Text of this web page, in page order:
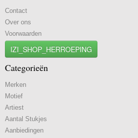
Contact
Over ons
Voorwaarden
IZI_SHOP_HERROEPING
Categorieën
Merken
Motief
Artiest
Aantal Stukjes
Aanbiedingen